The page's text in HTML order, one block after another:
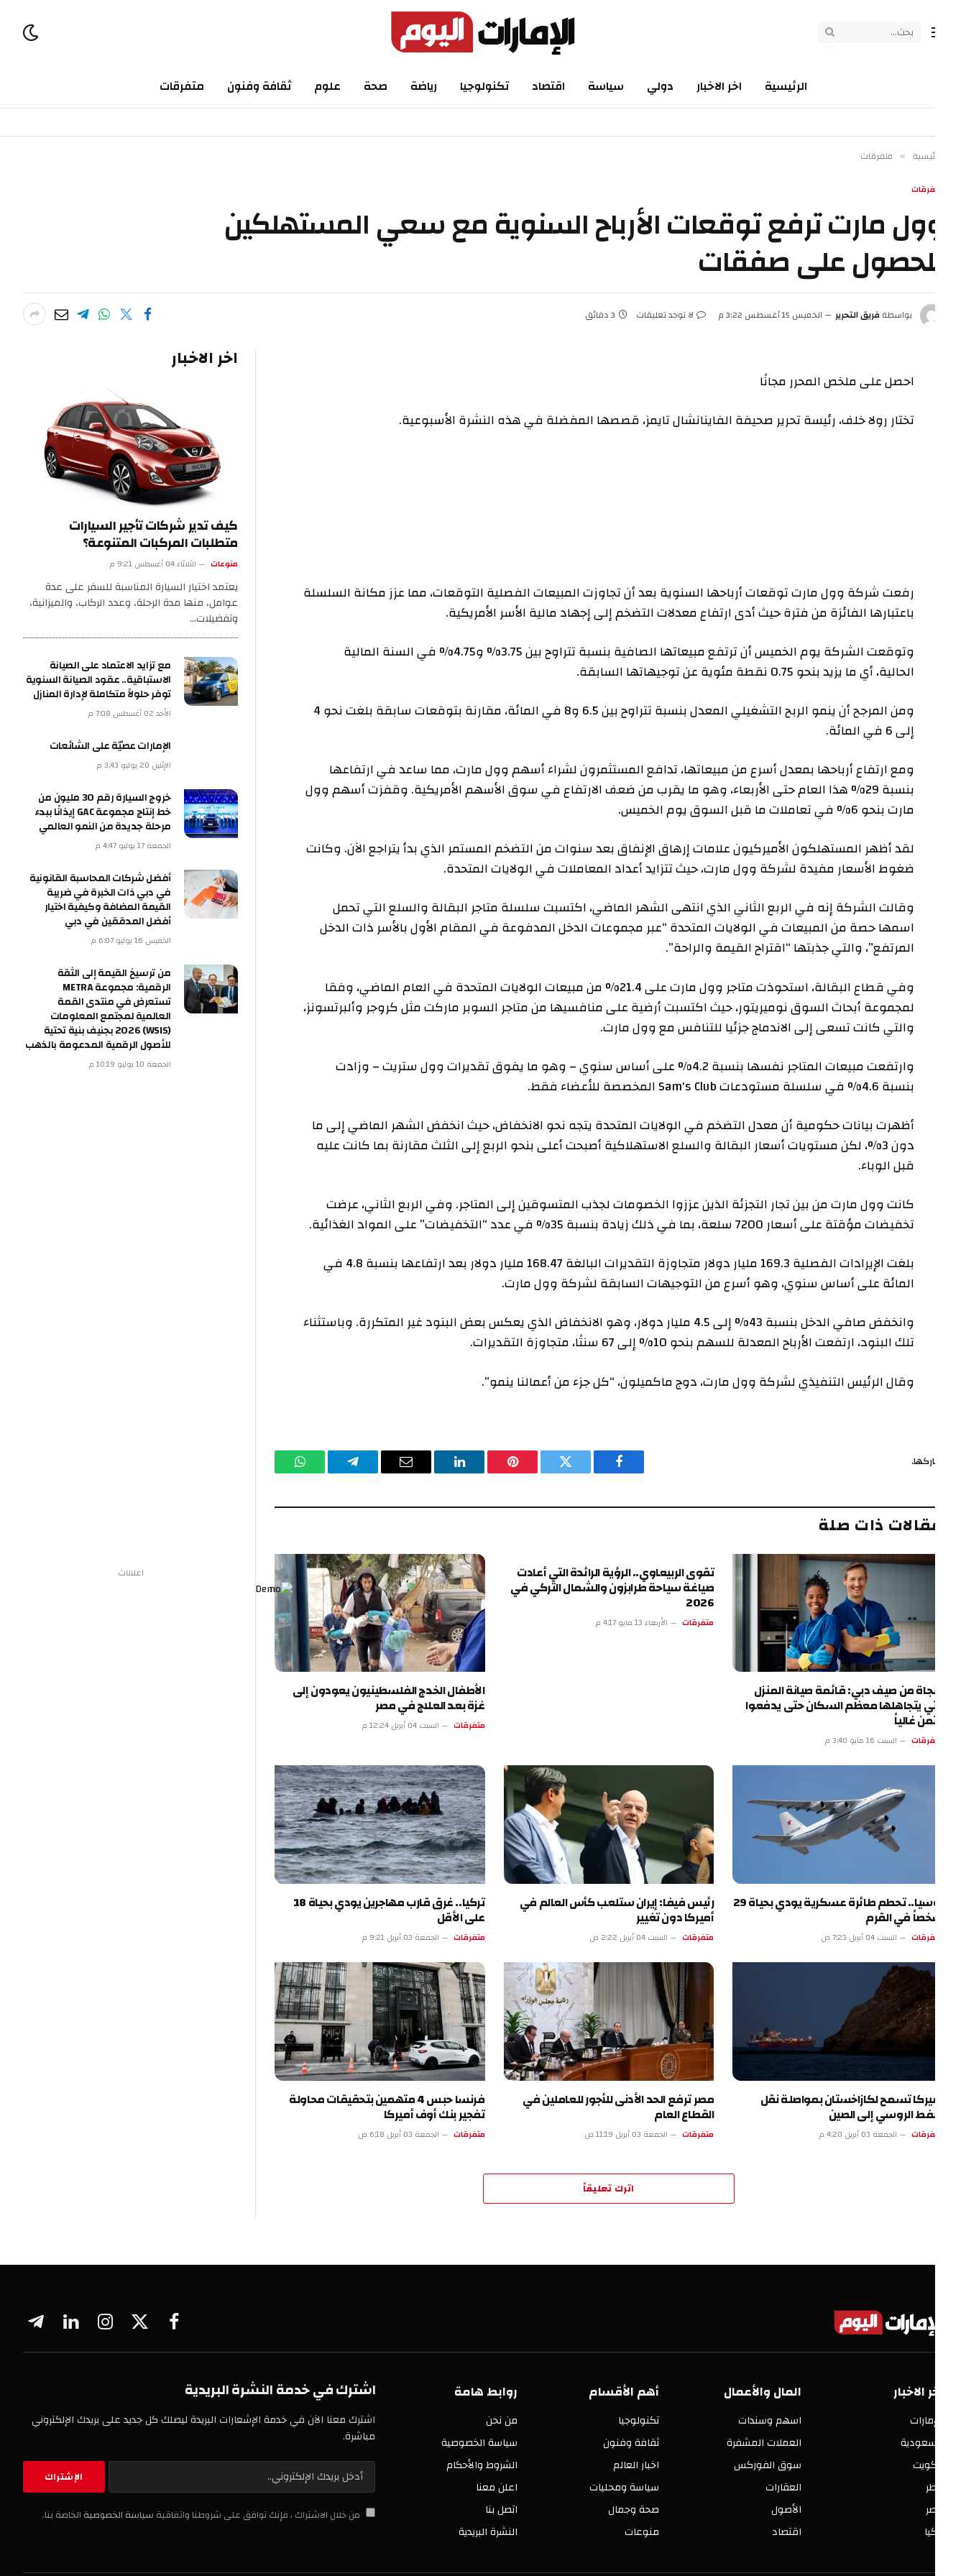
الرئيسية اخر الاخبار دولي سياسة اقتصاد تكنولوجيا رياضة صحة علوم ثقافة وفنون متفرقات
» متفرقات
مارت ترفع توقعات الأرباح السنوية مع سعي المستهلكين
على صفقات
بواسطة فريق التحرير الخميس 15 أغسطس 3:22 م لا توجد تعليقات 3 دقائق
احصل على ملخص المحرر مجانًا
تختار رولا خلف، رئيسة تحرير صحيفة الفاينانشال تايمز، قصصها المفضلة في هذه النشرة الأسبوعية.
رفعت شركة وول مارت توقعات أرباحها السنوية بعد أن تجاوزت المبيعات الفصلية التوقعات، مما عزز مكانة السلسلة
باعتبارها الفائزة من فترة حيث أدى ارتفاع معدلات التضخم إلى إجهاد مالية الأسر الأمريكية.
وتوقعت الشركة يوم الخميس أن ترتفع مبيعاتها الصافية بنسبة تتراوح بين 3.75% و4.75% في السنة المالية
الحالية، أي ما يزيد بنحو 0.75 نقطة مئوية عن توجيهاتها السابقة.
ومن المرجح أن ينمو الربح التشغيلي المعدل بنسبة تتراوح بين 6.5 و8 في المائة، مقارنة بتوقعات سابقة بلغت نحو 4
ومع ارتفاع أرباحها بمعدل أسرع من مبيعاتها، تدافع المستثمرون لشراء أسهم وول مارت، مما ساعد في ارتفاعها
بنسبة 29% هذا العام حتى الأربعاء، وهو ما يقرب من ضعف الارتفاع في سوق الأسهم الأمريكية. وقفزت أسهم وول
مارت بنحو 6% في تعاملات ما قبل السوق يوم الخميس.
لقد أظهر المستهلكون الأميركيون علامات إرهاق الإنفاق بعد سنوات من التضخم المستمر الذي بدأ يتراجع الآن. وكانت
ضغوط الأسعار مفيدة لشركة وول مارت، حيث تتزايد أعداد المعاملات في الولايات المتحدة.
وقالت الشركة إنه في الربع الثاني الذي انتهى الشهر الماضي، اكتسبت سلسلة متاجر البقالة والسلع التي تحمل
اسمها حصة من المبيعات في الولايات المتحدة “عبر مجموعات الدخل المدفوعة في المقام الأول بالأسر ذات الدخل
المرتفع”، والتي جذبتها “اقتراح القيمة والراحة”.
وفي قطاع البقالة، استحوذت متاجر وول مارت على 21.4% من مبيعات الولايات المتحدة في العام الماضي، وفقا
لمجموعة أبحاث السوق نوميريتور، حيث اكتسبت أرضية على منافسيها من متاجر السوبر ماركت مثل كروجر وألبرتسونز،
والتي كانت تسعى إلى الاندماج جزئيا للتنافس مع وول مارت.
وارتفعت مبيعات المتاجر نفسها بنسبة 4.2% على أساس سنوي – وهو ما يفوق تقديرات وول ستريت – وزادت
بنسبة 4.6% في سلسلة مستودعات Sam's Club المخصصة للأعضاء فقط.
أظهرت بيانات حكومية أن معدل التضخم في الولايات المتحدة يتجه نحو الانخفاض، حيث انخفض الشهر الماضي إلى ما
دون 3%، لكن مستويات أسعار البقالة والسلع الاستهلاكية أصبحت أعلى بنحو الربع إلى الثلث مقارنة بما كانت عليه
قبل الوباء.
كانت وول مارت من بين تجار التجزئة الذين عززوا الخصومات لجذب المتسوقين إلى المتاجر. وفي الربع الثاني، عرضت
تخفيضات مؤقتة على أسعار 7200 سلعة، بما في ذلك زيادة بنسبة 35% في عدد “التخفيضات” على المواد الغذائية.
بلغت الإيرادات الفصلية 169.3 مليار دولار متجاوزة التقديرات البالغة 168.47 مليار دولار بعد ارتفاعها بنسبة 4.8 في
المائة على أساس سنوي، وهو أسرع من التوجيهات السابقة لشركة وول مارت.
وانخفض صافي الدخل بنسبة 43% إلى 4.5 مليار دولار، وهو الانخفاض الذي يعكس بعض البنود غير المتكررة. وباستثناء
تلك البنود، ارتفعت الأرباح المعدلة للسهم بنحو 10% إلى 67 سنتًا، متجاوزة التقديرات.
وقال الرئيس التنفيذي لشركة وول مارت، دوج ماكميلون، “كل جزء من أعمالنا ينمو”.
فيسبوكتويتر بينتيريستلينكدإن البريد
تيلقرام واتساب
ذات صلة
من صيف دبي: قائمة صيانة المنزل
يتجاهلها معظم السكان حتى يدفعوا
غالياً
السبت 16 مايو 3:40 م
تقوى الربيعاوي.. الرؤية الرائدة التي أعادت
صياغة سياحة طرابزون والشمال التركي في
الأربعاء 13 مايو 4:17 م
الأطفال الخدج الفلسطينيون يعودون إلى
غزة بعد العلاج في مصر
متفرقات السبت 04 أبريل 12:24 م
روسيا.. تحطم طائرة عسكرية يودي بحياة 29
في القرم
السبت 04 أبريل 7:23 ص
رئيس فيفا: إيران ستلعب كأس العالم في
أميركا دون تغيير
السبت 04 أبريل 2:22 ص
تركيا.. غرق قارب مهاجرين يودي بحياة 18
على الأقل
متفرقات الجمعة 03 أبريل 9:21 م
تسمح لكازاخستان بمواصلة نقل
الروسي إلى الصين
الجمعة 03 أبريل 4:20 م
مصر ترفع الحد الأدنى للأجور للعاملين في
القطاع العام
الجمعة 03 أبريل 11:19 ص
فرنسا حبس 4 متهمين بتحقيقات محاولة
تفجير بنك أوف أميركا
متفرقات الجمعة 03 أبريل 6:18 ص
اترك تعليقاً
اخر الاخبار
كيف تدير شركات تأجير السيارات
متطلبات المركبات المتنوعة؟
الثلاثاء 04 أغسطس 9:21 م
يعتمد اختيار السيارة المناسبة للسفر على عدة
عوامل، منها مدة الرحلة، وعدد الركاب، والميزانية،
وتفضيلات…
مع تزايد الاعتماد على الصيانة
الاستباقية.. عقود الصيانة السنوية
توفر حلولاً متكاملة لإدارة المنازل
الإمارات عصيّة على الشائعات
خروج السيارة رقم 30 مليون من
خط إنتاج مجموعة GAC إيذانًا ببدء
مرحلة جديدة من النمو العالمي
أفضل شركات المحاسبة القانونية
في دبي ذات الخبرة في ضريبة
القيمة المضافة وكيفية اختيار
أفضل المدققين في دبي
من ترسيخ القيمة إلى الثقة
الرقمية: مجموعة METRA
تستعرض في منتدى القمة
العالمية لمجتمع المعلومات
(WSIS) 2026 بجنيف بنية تحتية
للأصول الرقمية المدعومة بالذهب
فيسبوك
X
الانستغراملينكدإن تيلقرام
الاخبار المال والأعمال
اسهم وسندات
العملات المشفرة
سوق الفوركس
العقارات
أهم الأقسام
تكنولوجيا
ثقافة وفنون
اخبار العالم
سياسة ومحليات
صحة وجمال
منوعات
روابط هامة
من نحن
سياسة الخصوصية
الشروط والأحكام
اعلن معنا
اتصل بنا
النشرة البريدية
اشترك في خدمة النشرة البريدية
اشترك معنا الآن في خدمة الإشعارات البريدة ليصلك كل جديد على بريدك الإلكتروني
مباشرة.
من خلال الاشتراك ، فإنك توافق على شروطنا واتفاقيةسياسة الخصوصيةالخاصة بنا.